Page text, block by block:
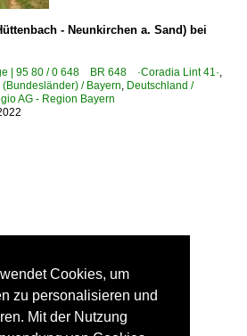
- Neunkirchen a. Sand) bei
| 95 80 / 0 648 BR 648 ·Coradia Lint 41·,
/ Bayern, Deutschland /
AG - Region Bayern
Cookies, um
zu personalisieren und
Mit der Nutzung